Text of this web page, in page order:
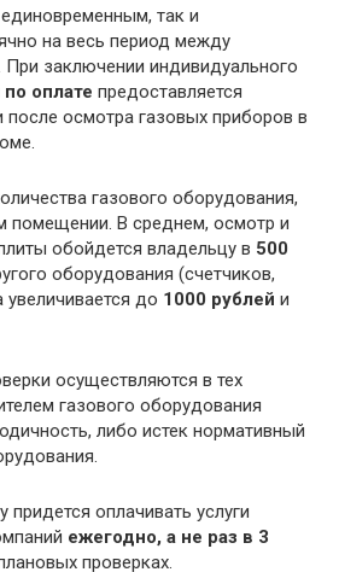
так и
на весь период между
заключении индивидуального
оплате предоставляется
осмотра газовых приборов в
газового оборудования,
помещении. В среднем, осмотр и
обойдется владельцу в 500
оборудования (счетчиков,
до 1000 рублей и
осуществляются в тех
газового оборудования
либо истек нормативный
придется оплачивать услуги
ежегодно, а не раз в 3
проверках.